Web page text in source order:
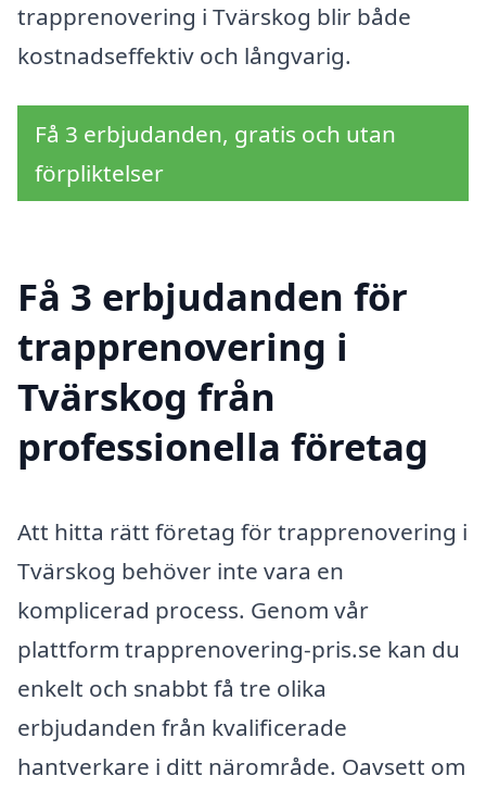
trapprenovering i Tvärskog blir både
kostnadseffektiv och långvarig.
Få 3 erbjudanden, gratis och utan
förpliktelser
Få 3 erbjudanden för
trapprenovering i
Tvärskog från
professionella företag
Att hitta rätt företag för trapprenovering i
Tvärskog behöver inte vara en
komplicerad process. Genom vår
plattform trapprenovering-pris.se kan du
enkelt och snabbt få tre olika
erbjudanden från kvalificerade
hantverkare i ditt närområde. Oavsett om